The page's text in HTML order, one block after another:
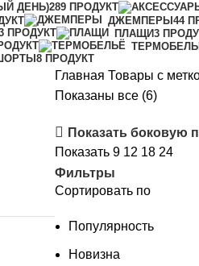
ДЕНЬ)289 ПРОДУКТ
ДЖЕМПЕРЫ44
ПРОДУКТ ПЛАЩИ3
8 ПРОДУКТ
Главная Товары с
Показаны все (6)
Показать боковую
Показать 9 12 18 24
Фильтры
Сортировать по
Популярность
Новизна